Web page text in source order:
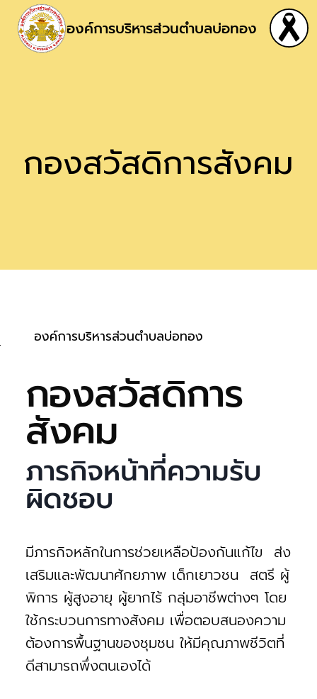
องค์การบริหารส่วนตำบลบ่อทอง
กองสวัสดิการสังคม
องค์การบริหารส่วนตำบลบ่อทอง
กองสวัสดิการ
สังคม
ภารกิจหน้าที่ความรับ
ผิดชอบ
มีภารกิจหลักในการช่วยเหลือป้องกันแก้ไข ส่ง
เสริมและพัฒนาศักยภาพ เด็กเยาวชน สตรี ผู้
พิการ ผู้สูงอายุ ผู้ยากไร้ กลุ่มอาชีพต่างๆ โดย
ใช้กระบวนการทางสังคม เพื่อตอบสนองความ
ต้องการพื้นฐานของชุมชน ให้มีคุณภาพชีวิตที่
ดีสามารถพึ่งตนเองได้